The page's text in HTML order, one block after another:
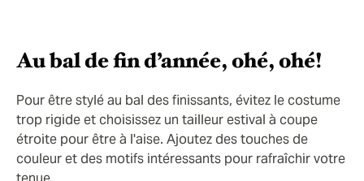
Au bal de fin d’année, ohé, ohé!
Pour être stylé au bal des finissants, évitez le costume
trop rigide et choisissez un tailleur estival à coupe
étroite pour être à l'aise. Ajoutez des touches de
couleur et des motifs intéressants pour rafraîchir votre